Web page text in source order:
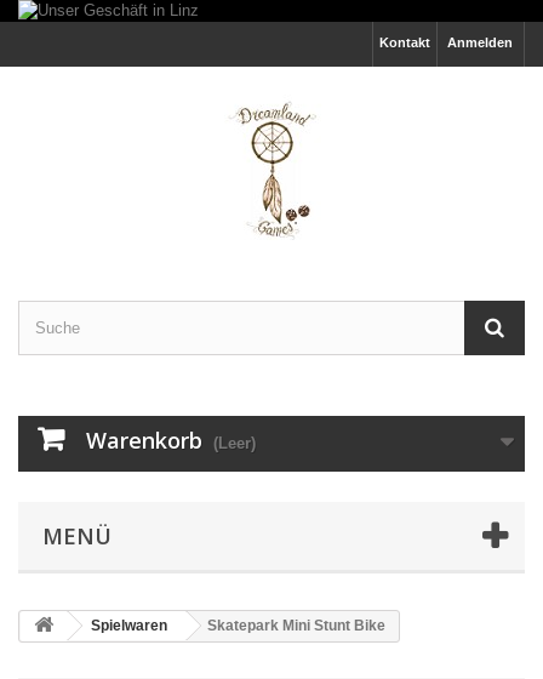
Anmelden
Kontakt
Warenkorb (Leer)
MENÜ
Spielwaren Skatepark Mini Stunt Bike